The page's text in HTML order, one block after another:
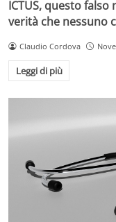
ICTUS, questo
verità che nessuno
Claudio Cordova
Leggi di più